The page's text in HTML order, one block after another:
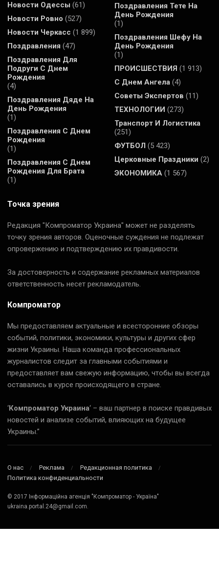
Новости Одессы (61)
Новости Ровно (527)
Новости Черкасс (1 899)
Поздравления (47)
Поздравления Для
Подруги С Днем
Рождения
(4)
Поздравления Дяде На
День Рождения
(1)
Поздравления С Днем
Рождения
(1)
Поздравления С Днем
Рождения Для Брата
(1)
Поздравления Тете На
День Рождения
(1)
Поздравления Шефу На
День Рождения
(1)
ПРОИСШЕСТВИЯ (1 913)
С Днем Ангела (4)
Советы Экспертов (11)
ТЕХНОЛОГИИ (273)
Транспорт И Логистика
(251)
ФУТБОЛ (5 423)
Церковные Праздники (2)
ЭКОНОМИКА (1 567)
Точка зрения
Редакция "Компроматор Украина" может не разделять
точку зрения авторов. Оценочные суждения не подлежат
опровержению и подтверждению их правдивости.
За достоверность и содержание рекламных материалов
ответственность несет рекламодатель.
Компроматор
Мы предоставляем актуальные и всесторонние обзоры
событий, политики, экономики, культуры и других сфер
жизни Украины. Наша команда профессиональных
журналистов следит за главными событиями и
предоставляет вам свежую информацию, чтобы вы всегда
оставались в курсе происходящего в стране.
‘Компроматор Украина‘ – ваш партнер в поиске правдивых
новостей и анализе событий, влияющих на будущее
Украины.”
О нас Реклама
Редакционная политика
Политика конфиденциальности
© 2017 Інформаційна агенція "Компроматор - Україна"
ukraina.portal.24@gmail.com.